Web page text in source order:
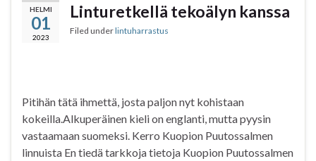
HELMI
01
2023
Linturetkellä tekoälyn kanssa
Filed underlintuharrastus
Pitihän tätä ihmettä, josta paljon nyt kohistaan
kokeilla.Alkuperäinen kieli on englanti, mutta pyysin
vastaamaan suomeksi. Kerro Kuopion Puutossalmen
linnuista En tiedä tarkkoja tietoja Kuopion Puutossalmen